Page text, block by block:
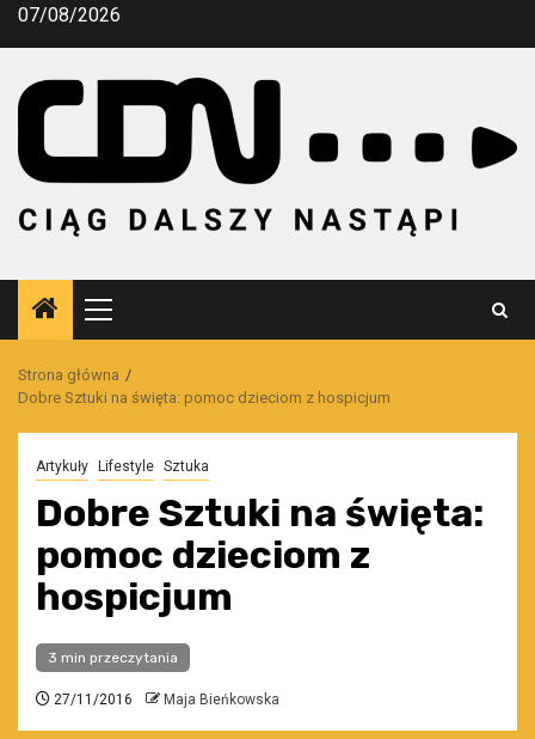
Przejdź
07/08/2026
Menu
główne
Strona główna
Dobre Sztuki na święta: pomoc dzieciom z hospicjum
Artykuły Lifestyle Sztuka
Dobre Sztuki na święta:
pomoc dzieciom z
hospicjum
3 min przeczytania
27/11/2016 Maja Bieńkowska